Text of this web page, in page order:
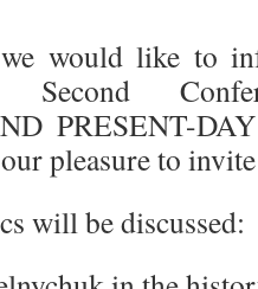
we would like to
PRESENT-
pleasure to
will be discussed: